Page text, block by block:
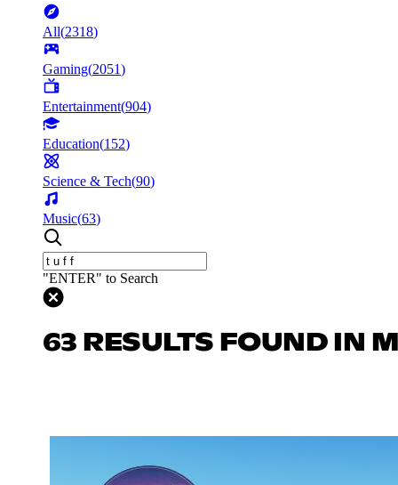
All(2318)
Gaming(2051)
Entertainment(904)
Education(152)
Science & Tech(90)
Music(63)
"ENTER" to Search
63 RESULTS FOUND IN